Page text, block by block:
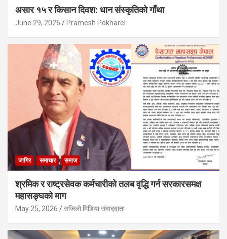
असार १५ र किसान दिवश: धान संस्कृतिको गाँथा
June 29, 2026 Pramesh Pokharel
जागिर समाचार समाज
श्रमिक र राष्ट्रसेवक कर्मचारीको तलब वृद्धि गर्न सरकारसमक्ष
महासङ्घको माग
May 25, 2026 सजिलो मिडिया संवाददाता